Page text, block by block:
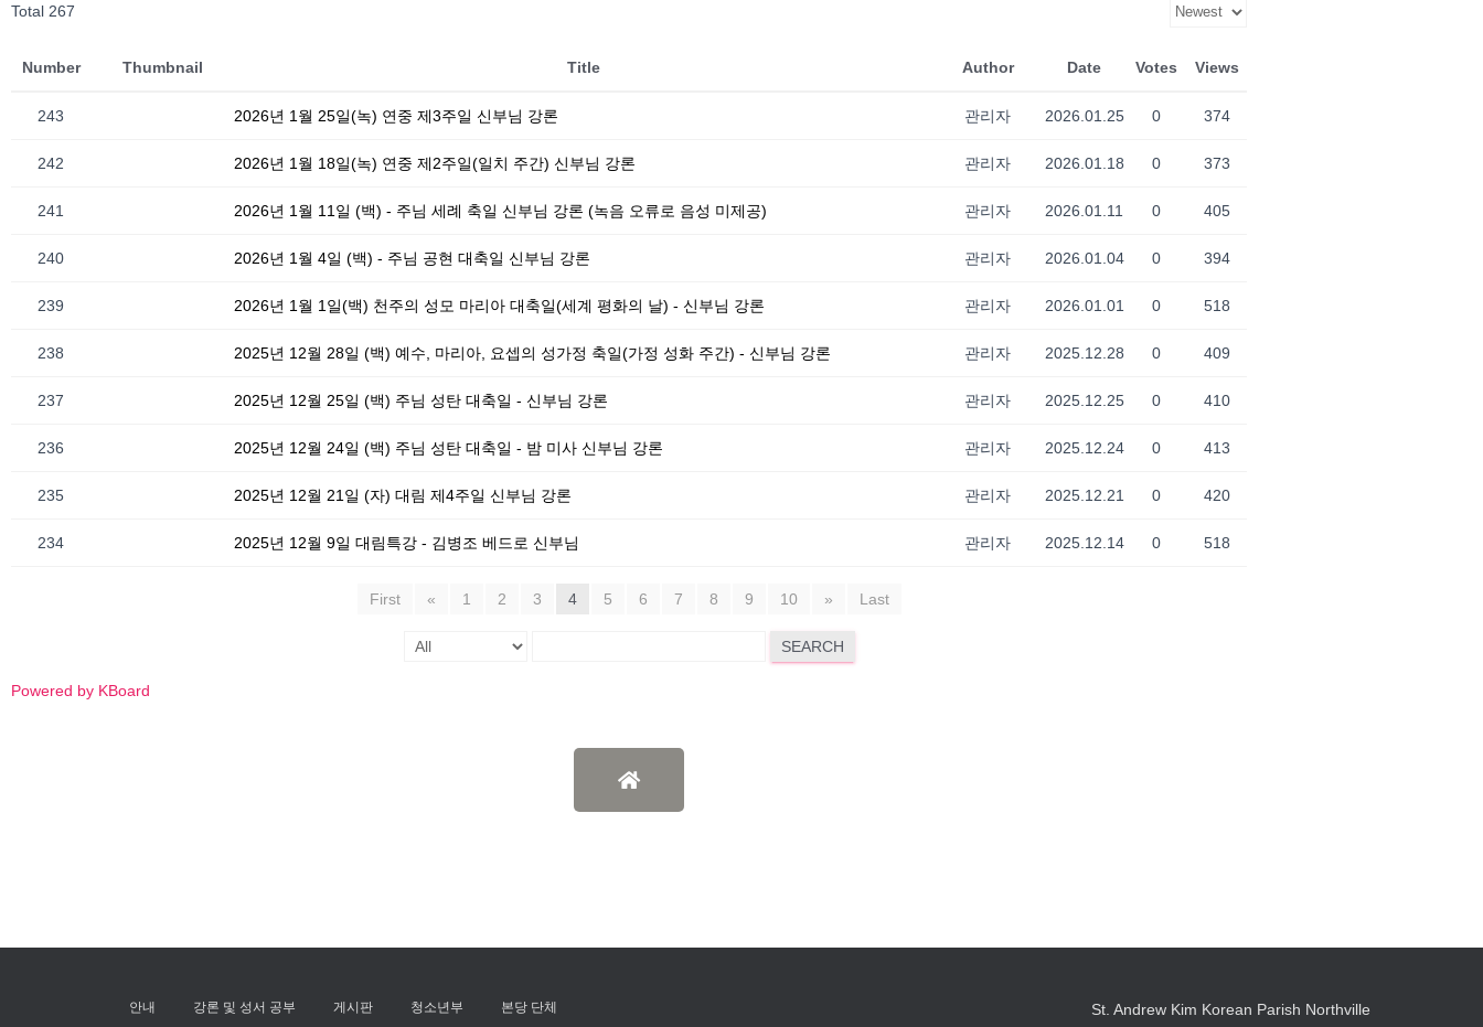
Total 267
Number Thumbnail Title Author Date Votes Views
243 2026년 1월 25일(녹) 연중 제3주일 신부님 강론 관리자 2026.01.25 0 374
242 2026년 1월 18일(녹) 연중 제2주일(일치 주간) 신부님 강론 관리자 2026.01.18 0 373
241 2026년 1월 11일 (백) - 주님 세례 축일 신부님 강론 (녹음 오류로 음성 미제공) 관리자 2026.01.11 0 405
240 2026년 1월 4일 (백) - 주님 공현 대축일 신부님 강론 관리자 2026.01.04 0 394
239 2026년 1월 1일(백) 천주의 성모 마리아 대축일(세계 평화의 날) - 신부님 강론 관리자 2026.01.01 0 518
238 2025년 12월 28일 (백) 예수, 마리아, 요셉의 성가정 축일(가정 성화 주간) - 신부님 강론 관리자 2025.12.28 0 409
237 2025년 12월 25일 (백) 주님 성탄 대축일 - 신부님 강론 관리자 2025.12.25 0 410
236 2025년 12월 24일 (백) 주님 성탄 대축일 - 밤 미사 신부님 강론 관리자 2025.12.24 0 413
235 2025년 12월 21일 (자) 대림 제4주일 신부님 강론 관리자 2025.12.21 0 420
234 2025년 12월 9일 대림특강 - 김병조 베드로 신부님 관리자 2025.12.14 0 518
First « 1 2 3 4 5 6 7 8 9 10 » Last
SEARCH
Powered by KBoard
안내 강론 및 성서 공부 게시판 청소년부 본당 단체 St. Andrew Kim Korean Parish Northville